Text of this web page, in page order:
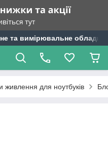
та вимірювальне
живлення для ноутбуків